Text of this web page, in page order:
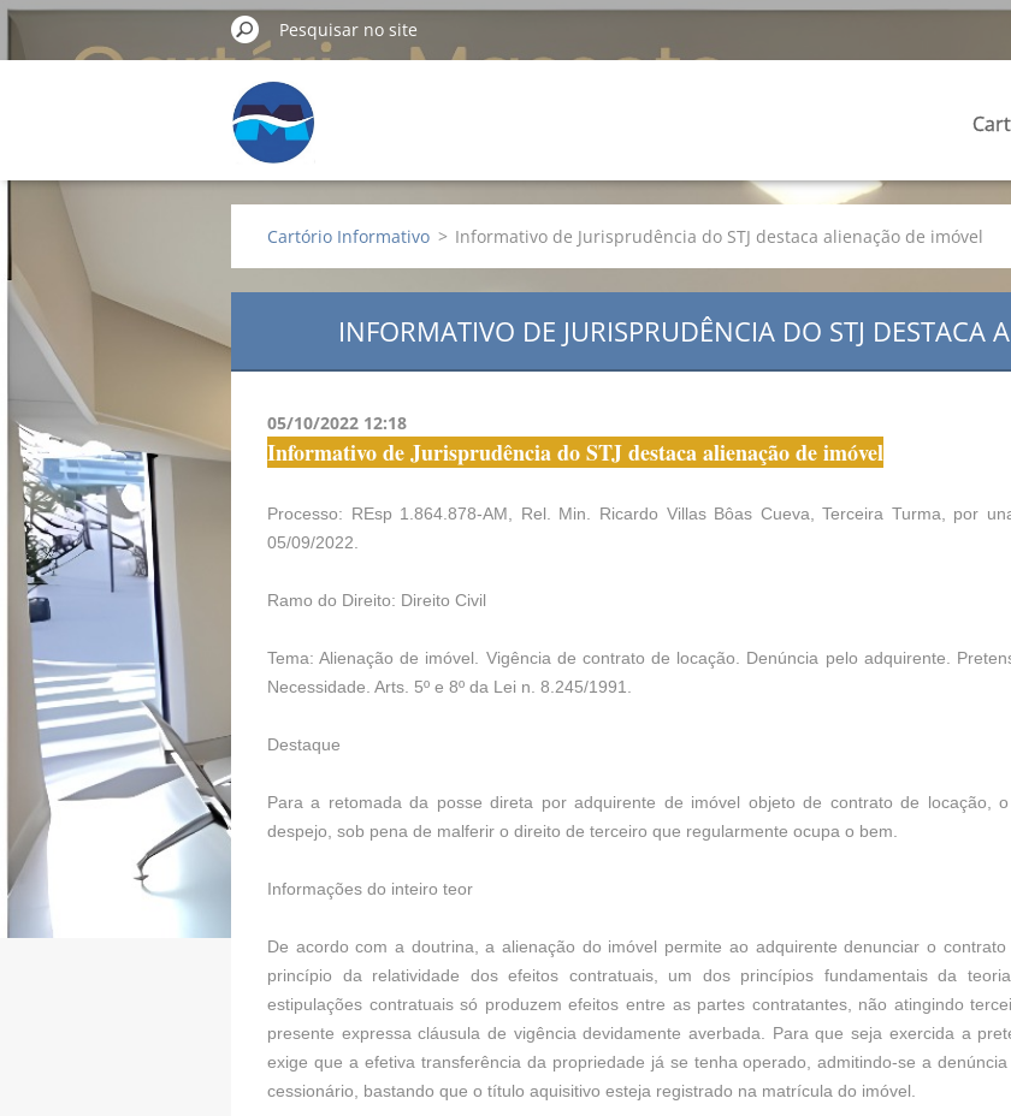
Cartório Informativo > Informativo de Jurisprudência do STJ destaca alienação de imóvel
INFORMATIVO DE JURISPRUDÊNCIA DO STJ DESTACA
05/10/2022 12:18
Informativo de Jurisprudência do STJ destaca alienação de imóvel
Processo: REsp 1.864.878-AM, Rel. Min. Ricardo Villas Bôas Cueva, Terceira Turma, por
05/09/2022.
Ramo do Direito: Direito Civil
Tema: Alienação de imóvel. Vigência de contrato de locação. Denúncia pelo adquirente.
Necessidade. Arts. 5º e 8º da Lei n. 8.245/1991.
Destaque
Para a retomada da posse direta por adquirente de imóvel objeto de contrato de locação,
despejo, sob pena de malferir o direito de terceiro que regularmente ocupa o bem.
Informações do inteiro teor
De acordo com a doutrina, a alienação do imóvel permite ao adquirente denunciar o
princípio da relatividade dos efeitos contratuais, um dos princípios fundamentais da
estipulações contratuais só produzem efeitos entre as partes contratantes, não atingindo
presente expressa cláusula de vigência devidamente averbada. Para que seja exercida a
exige que a efetiva transferência da propriedade já se tenha operado, admitindo-se a
cessionário, bastando que o título aquisitivo esteja registrado na matrícula do imóvel.